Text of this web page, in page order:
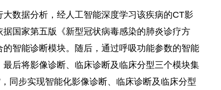
数据分析，经人工智能深度学习该疾病的CT影
国家第五版《新型冠状病毒感染的肺炎诊疗方
智能诊断模块。随后，通过呼吸功能参数的智能
后将影像诊断、临床诊断及临床分型三个模块集
同步实现智能化影像诊断、临床诊断及临床分型